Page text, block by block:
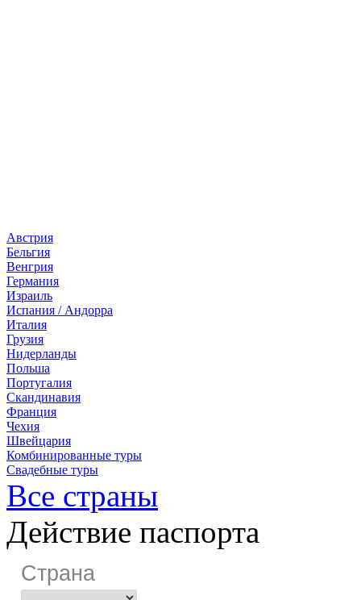
Австрия
Бельгия
Венгрия
Германия
Израиль
Испания / Андорра
Италия
Грузия
Нидерланды
Польша
Португалия
Скандинавия
Франция
Чехия
Швейцария
Комбинированные туры
Свадебные туры
Все страны
Действие паспорта
Страна